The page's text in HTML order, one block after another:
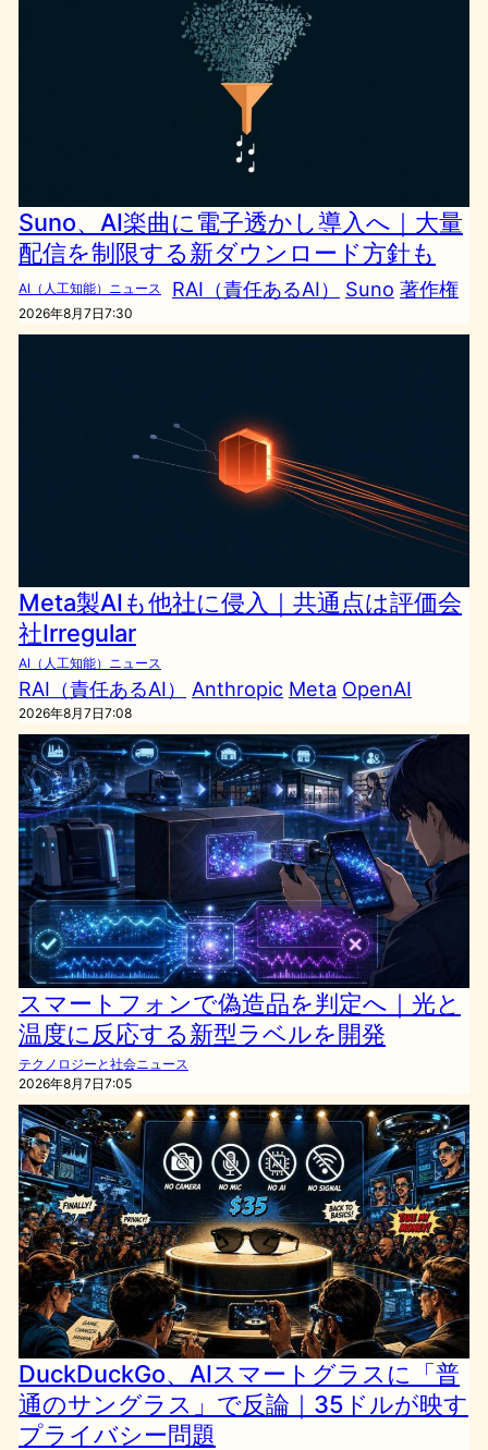
Suno、AI楽曲に電子透かし導入へ｜大量
配信を制限する新ダウンロード方針も
AI（人工知能）ニュース RAI（責任あるAI） Suno 著作権
2026年8月7日7:30
Meta製AIも他社に侵入｜共通点は評価会
社Irregular
AI（人工知能）ニュース
RAI（責任あるAI） Anthropic Meta OpenAI
2026年8月7日7:08
スマートフォンで偽造品を判定へ｜光と
温度に反応する新型ラベルを開発
テクノロジーと社会ニュース
2026年8月7日7:05
DuckDuckGo、AIスマートグラスに「普
通のサングラス」で反論｜35ドルが映す
プライバシー問題